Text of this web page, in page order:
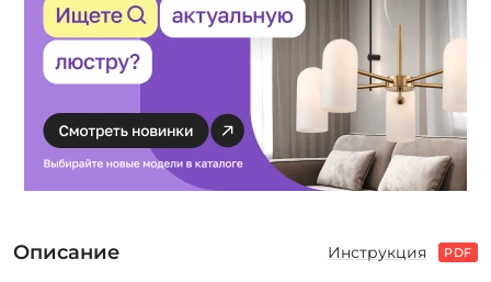
Описание Инструкция PDF